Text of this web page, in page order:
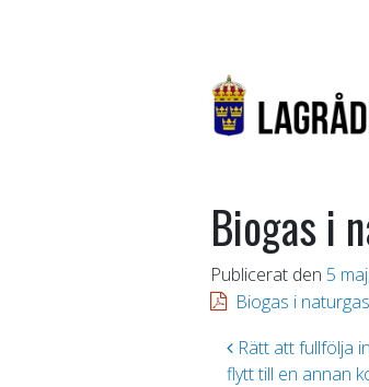
Biogas i
Publicerat den 5
Biogas i
Rätt att fullfölja
flytt till en annan